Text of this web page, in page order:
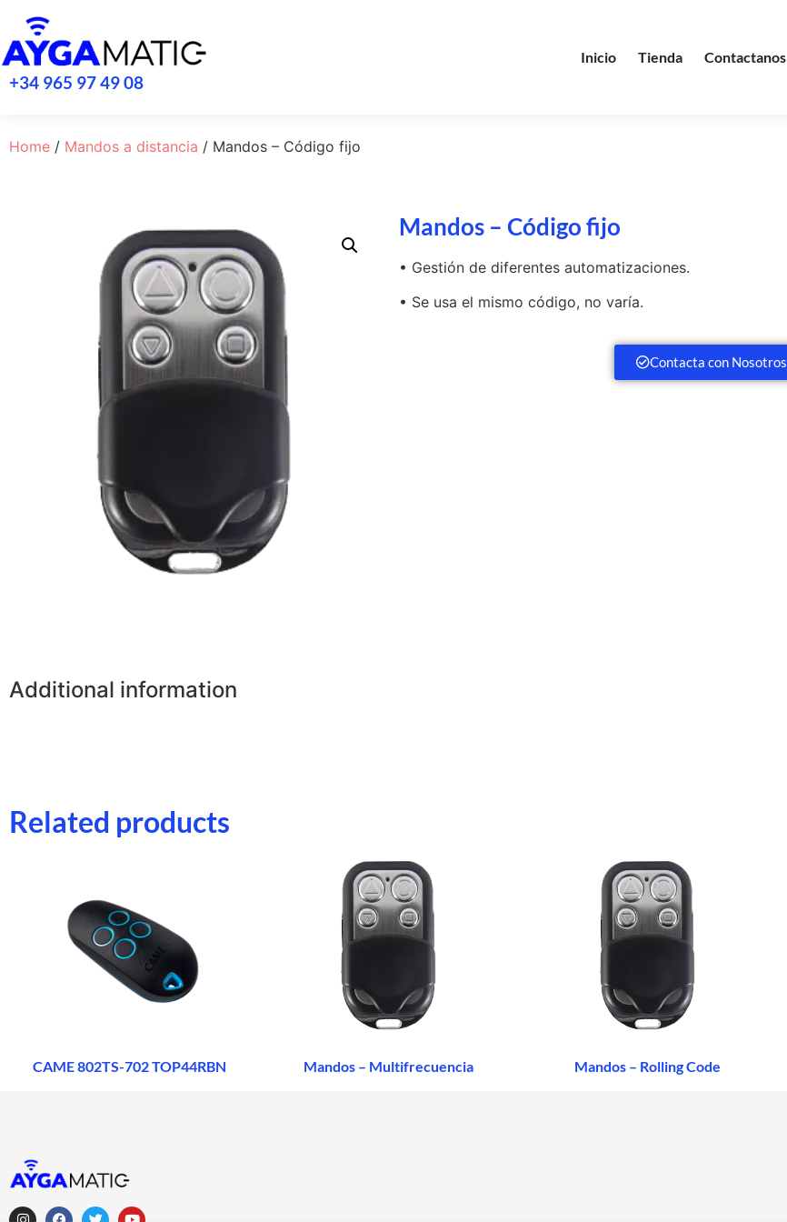
+34 965 97 49 08
Inicio Tienda Contactanos
Home / Mandos a distancia / Mandos – Código fijo
Mandos – Código fijo
• Gestión de diferentes automatizaciones.
• Se usa el mismo código, no varía.
Contacta con Nosotros
Additional information
Related products
CAME 802TS-702 TOP44RBN Mandos – Multifrecuencia Mandos – Rolling Code